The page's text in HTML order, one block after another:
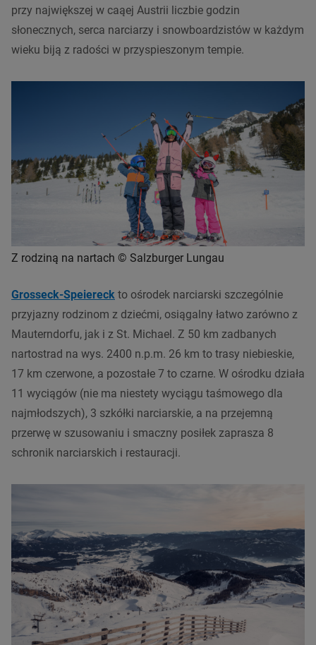
przy największej w caąej Austrii liczbie godzin
słonecznych, serca narciarzy i snowboardzistów w każdym
wieku biją z radości w przyspieszonym tempie.
Z rodziną na nartach © Salzburger Lungau
Grosseck-Speiereck to ośrodek narciarski szczególnie
przyjazny rodzinom z dziećmi, osiągalny łatwo zarówno z
Mauterndorfu, jak i z St. Michael. Z 50 km zadbanych
nartostrad na wys. 2400 n.p.m. 26 km to trasy niebieskie,
17 km czerwone, a pozostałe 7 to czarne. W ośrodku działa
11 wyciągów (nie ma niestety wyciągu taśmowego dla
najmłodszych), 3 szkółki narciarskie, a na przejemną
przerwę w szusowaniu i smaczny posiłek zaprasza 8
schronik narciarskich i restauracji.